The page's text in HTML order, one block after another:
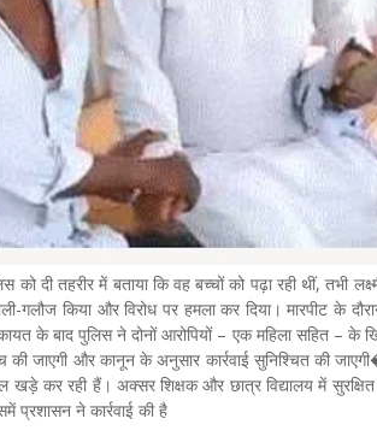
को दी तहरीर में बताया कि वह बच्चों को पढ़ा रही थीं, तभी
गलौज किया और विरोध पर हमला कर दिया। मारपीट के
के बाद पुलिस ने दोनों आरोपियों – एक महिला सहित – के
की जाएगी और कानून के अनुसार कार्रवाई सुनिश्चित की
खड़े कर रही हैं। अक्सर शिक्षक और छात्र विद्यालय में
प्रशासन ने कार्रवाई की है